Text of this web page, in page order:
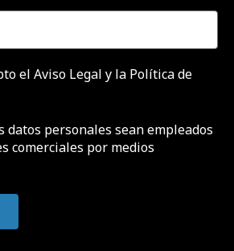
el Aviso Legal y la Política de
datos personales sean empleados
comerciales por medios